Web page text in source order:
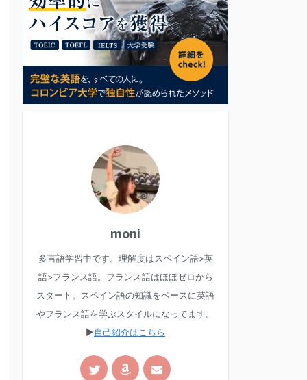
moni
多言語学習中です。理解度はスペイン語>英
語>フランス語。フランス語はほぼゼロから
スタート。スペイン語の知識をベースに英語
やフランス語を学ぶスタイルになってます。
▶︎自己紹介はこちら